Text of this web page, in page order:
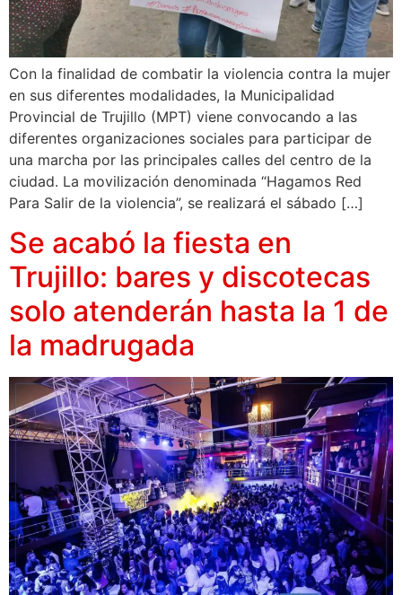
Con la finalidad de combatir la violencia contra la mujer
en sus diferentes modalidades, la Municipalidad
Provincial de Trujillo (MPT) viene convocando a las
diferentes organizaciones sociales para participar de
una marcha por las principales calles del centro de la
ciudad. La movilización denominada “Hagamos Red
Para Salir de la violencia”, se realizará el sábado […]
Se acabó la fiesta en
Trujillo: bares y discotecas
solo atenderán hasta la 1 de
la madrugada